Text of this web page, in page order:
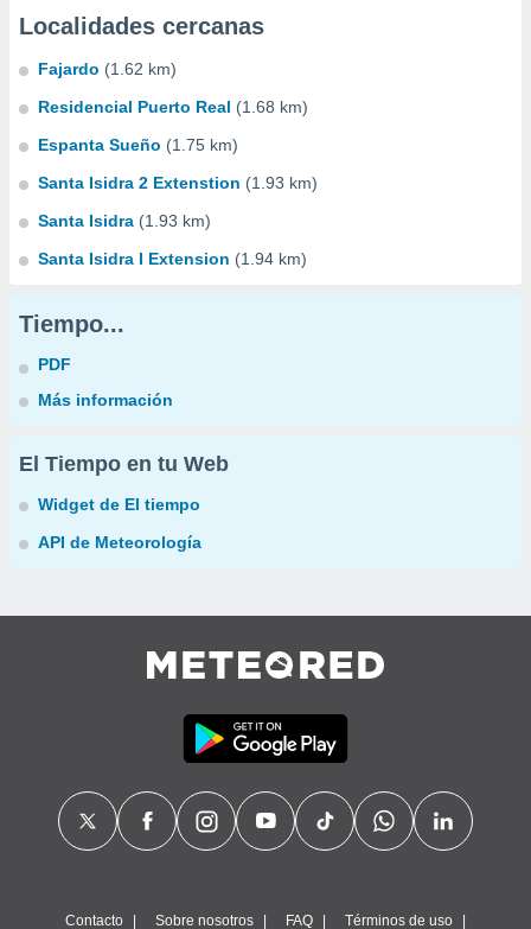
Localidades cercanas
Fajardo (1.62 km)
Residencial Puerto Real (1.68 km)
Espanta Sueño (1.75 km)
Santa Isidra 2 Extenstion (1.93 km)
Santa Isidra (1.93 km)
Santa Isidra I Extension (1.94 km)
Tiempo...
PDF
Más información
El Tiempo en tu Web
Widget de El tiempo
API de Meteorología
Contacto Sobre nosotros FAQ Términos de uso